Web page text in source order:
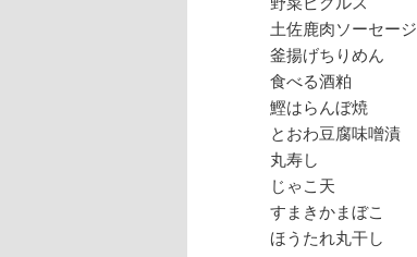
土佐鹿肉ソーセージ
釜揚げちりめん
食べる酒粕
鰹はらんぼ焼
とおわ豆腐味噌漬
丸寿し
じゃこ天
すまきかまぼこ
ほうたれ丸干し